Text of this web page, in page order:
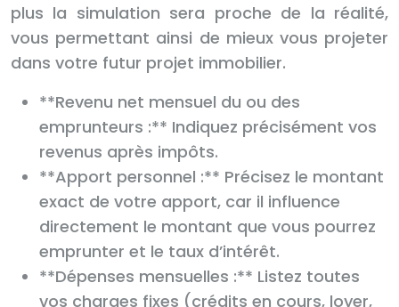
plus la simulation sera proche de la réalité,
vous permettant ainsi de mieux vous projeter
dans votre futur projet immobilier.
**Revenu net mensuel du ou des
emprunteurs :** Indiquez précisément vos
revenus après impôts.
**Apport personnel :** Précisez le montant
exact de votre apport, car il influence
directement le montant que vous pourrez
emprunter et le taux d’intérêt.
**Dépenses mensuelles :** Listez toutes
vos charges fixes (crédits en cours, loyer,